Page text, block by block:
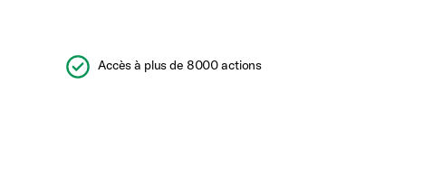
Accès à plus de 8000 actions